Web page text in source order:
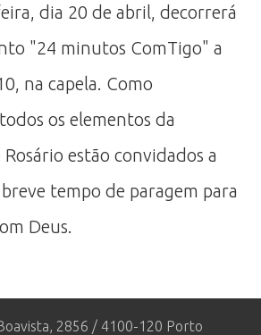
dia 20 de abril, decorrerá
"24 minutos ComTigo" a
na capela. Como
os elementos da
estão convidados a
tempo de paragem para
Deus.
2856 / 4100-120 Porto